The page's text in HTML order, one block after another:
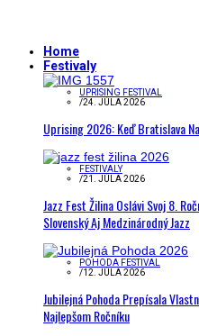
Home
Festivaly
UPRISING FESTIVAL
/24. JÚLA 2026
Uprising 2026: Keď Bratislava
FESTIVALY
/21. JÚLA 2026
Jazz Fest Žilina Oslávi Svoj 8.
Slovenský Aj Medzinárodný Jazz
POHODA FESTIVAL
/12. JÚLA 2026
Jubilejná Pohoda Prepísala
Najlepšom Ročníku